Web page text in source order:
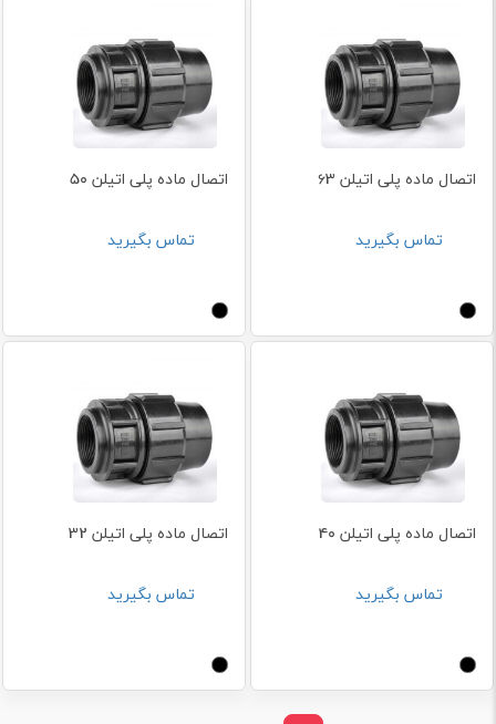
اتصال ماده پلی اتیلن 63
تماس بگیرید
اتصال ماده پلی اتیلن 50
تماس بگیرید
اتصال ماده پلی اتیلن 40
تماس بگیرید
اتصال ماده پلی اتیلن 32
تماس بگیرید